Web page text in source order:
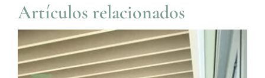
Artículos relacionados